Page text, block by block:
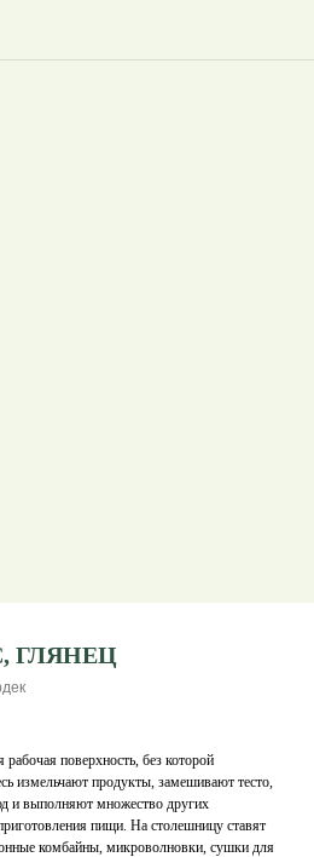
ГЛЯНЕЦ
поверхность, без которой
измельчают продукты, замешивают тесто,
и выполняют множество других
пищи. На столешницу ставят
комбайны, микроволновки, сушки для